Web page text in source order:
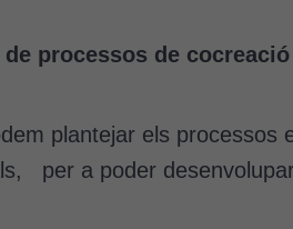
de processos de cocreació
plantejar els
per a poder